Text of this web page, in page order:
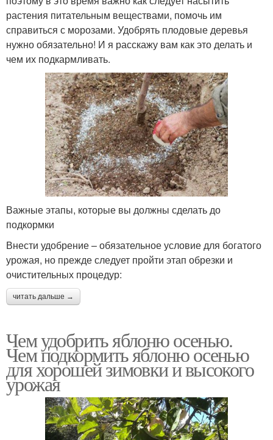
растения питательным веществами, помочь им
справиться с морозами. Удобрять плодовые деревья
нужно обязательно! И я расскажу вам как это делать и
чем их подкармливать.
Важные этапы, которые вы должны сделать до
подкормки
Внести удобрение – обязательное условие для богатого
урожая, но прежде следует пройти этап обрезки и
очистительных процедур:
читать дальше →
Чем удобрить яблоню осенью.
Чем подкормить яблоню осенью
для хорошей зимовки и высокого
урожая